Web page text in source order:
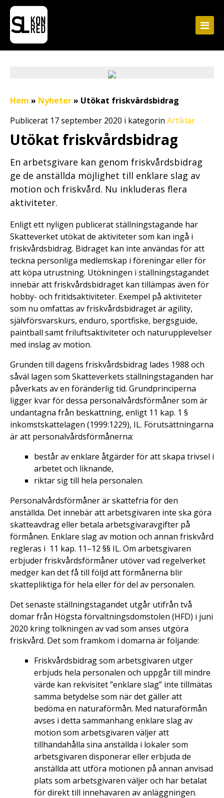
Hem » Nyheter» Utökat friskvårdsbidrag
Publicerat 17 september 2020 i kategorin Artiklar
Utökat friskvårdsbidrag
En arbetsgivare kan genom friskvårdsbidrag
ge de anställda möjlighet till enklare slag av
motion och friskvård. Nu inkluderas flera
aktiviteter.
Enligt ett nyligen publicerat ställningstagande har
Skatteverket utökat de aktiviteter som kan ingå i
friskvårdsbidrag. Bidraget kan inte användas för att
teckna personliga medlemskap i föreningar eller för
att köpa utrustning. Utökningen i ställningstagandet
innebär att friskvårdsbidraget kan tillämpas även för
hobby- och fritidsaktiviteter. Exempel på aktiviteter
som nu omfattas av friskvårdsbidraget är agility,
självförsvarskurs, enduro, sportfiske, bergsguide,
paintball samt friluftsaktiviteter och naturupplevelser
med inslag av motion.
Grunden till dagens friskvårdsbidrag lades 1988 och
såväl lagen som Skatteverkets ställningstaganden har
påverkats av en föränderlig tid. Grundprinciperna
ligger kvar för dessa personalvårdsförmåner som är
undantagna från beskattning, enligt 11 kap. 1 §
inkomstskattelagen (1999:1229), IL. Förutsättningarna
är att personalvårdsförmånerna:
består av enklare åtgärder för att skapa trivsel i
arbetet och liknande,
riktar sig till hela personalen.
Personalvårdsförmåner är skattefria för den
anställda. Det innebär att arbetsgivaren inte ska göra
skatteavdrag eller betala arbetsgivaravgifter på
förmånen. Enklare slag av motion och annan friskvård
regleras i 11 kap. 11–12 §§ IL. Om arbetsgivaren
erbjuder friskvårdsförmåner utöver vad regelverket
medger kan det få till följd att förmånerna blir
skattepliktiga för hela eller för del av personalen.
Det senaste ställningstagandet utgår utifrån två
domar från Högsta förvaltningsdomstolen (HFD) i juni
2020 kring tolkningen av vad som anses utgöra
friskvård. Det som framkom i domarna är följande:
Friskvårdsbidrag som arbetsgivaren utger
erbjuds hela personalen och uppgår till mindre
värde kan rekvisitet ”enklare slag” inte tillmätas
samma betydelse som när det gäller att
bedöma en naturaförmån. Med naturaförmån
avses i detta sammanhang enklare slag av
motion som arbetsgivaren väljer att
tillhandahålla sina anställda i lokaler som
arbetsgivaren disponerar eller erbjuda de
anställda att utföra motionen på annan anvisad
plats som arbetsgivaren väljer och har betalat
för direkt till innehavaren av anläggningen.